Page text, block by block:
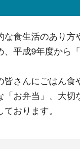
食生活のあり
平成9年度から「
さんにごはん
お弁当」、大
おります。